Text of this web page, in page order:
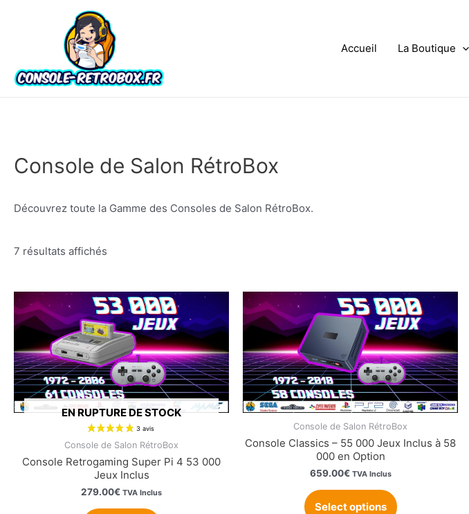
Accueil La Boutique
Console de Salon RétroBox
Découvrez toute la Gamme des Consoles de Salon RétroBox.
7 résultats affichés
EN RUPTURE DE STOCK
Console de Salon RétroBox
Console Retrogaming Super Pi 4 53 000
Jeux Inclus
279.00€ TVA Inclus
Console de Salon RétroBox
Console Classics – 55 000 Jeux Inclus à 58
000 en Option
659.00€ TVA Inclus
Select options